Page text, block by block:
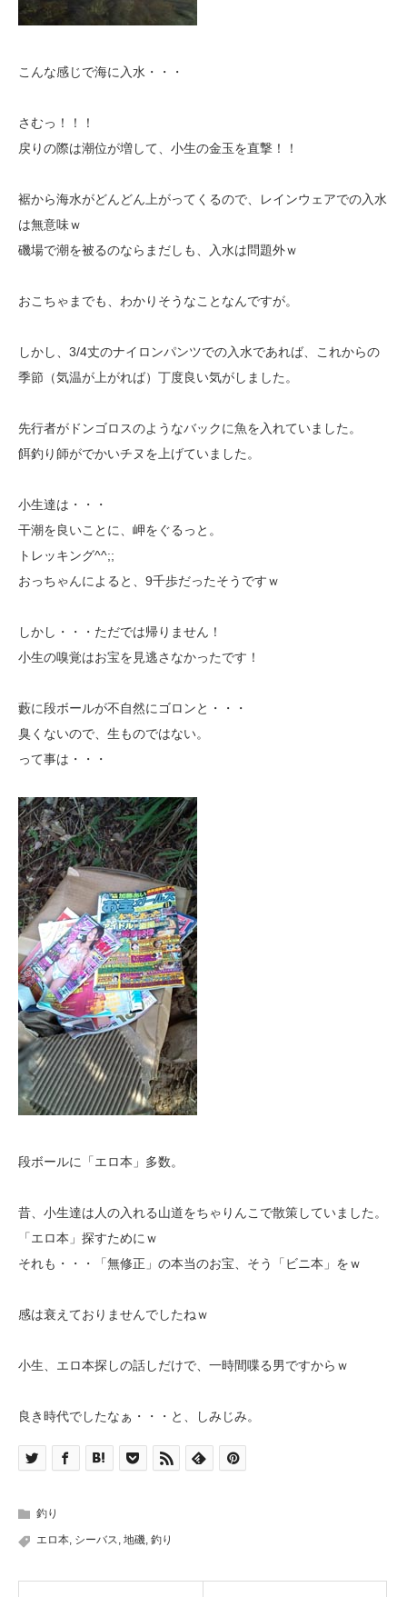
こんな感じで海に入水・・・
さむっ！！！
戻りの際は潮位が増して、小生の金玉を直撃！！
裾から海水がどんどん上がってくるので、レインウェアでの入水
は無意味ｗ
磯場で潮を被るのならまだしも、入水は問題外ｗ
おこちゃまでも、わかりそうなことなんですが。
しかし、3/4丈のナイロンパンツでの入水であれば、これからの
季節（気温が上がれば）丁度良い気がしました。
先行者がドンゴロスのようなバックに魚を入れていました。
餌釣り師がでかいチヌを上げていました。
小生達は・・・
干潮を良いことに、岬をぐるっと。
トレッキング^^;;
おっちゃんによると、9千歩だったそうですｗ
しかし・・・ただでは帰りません！
小生の嗅覚はお宝を見逃さなかったです！
藪に段ボールが不自然にゴロンと・・・
臭くないので、生ものではない。
って事は・・・
段ボールに「エロ本」多数。
昔、小生達は人の入れる山道をちゃりんこで散策していました。
「エロ本」探すためにｗ
それも・・・「無修正」の本当のお宝、そう「ビニ本」をｗ
感は衰えておりませんでしたねｗ
小生、エロ本探しの話しだけで、一時間喋る男ですからｗ
良き時代でしたなぁ・・・と、しみじみ。
釣り
エロ本, シーバス, 地磯, 釣り